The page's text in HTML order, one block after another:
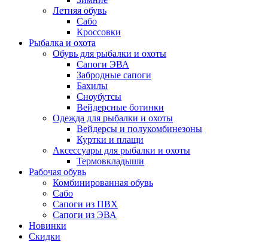
Летняя обувь
Сабо
Кроссовки
Рыбалка и охота
Обувь для рыбалки и охоты
Сапоги ЭВА
Забродные сапоги
Бахилы
Сноубутсы
Вейдерсные ботинки
Одежда для рыбалки и охоты
Вейдерсы и полукомбинезоны
Куртки и плащи
Аксессуары для рыбалки и охоты
Термовкладыши
Рабочая обувь
Комбинированная обувь
Сабо
Сапоги из ПВХ
Сапоги из ЭВА
Новинки
Скидки